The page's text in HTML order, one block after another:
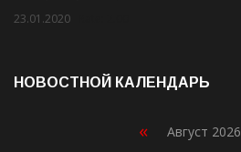
23.01.2020
НОВОСТНОЙ КАЛЕНДАРЬ
« Август 2026